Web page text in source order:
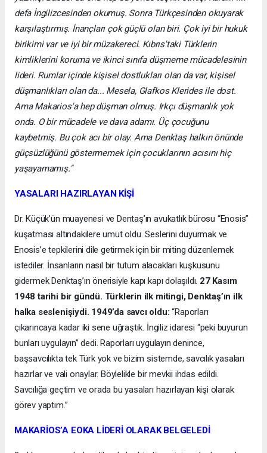
defa İngilizcesinden okumuş. Sonra Türkçesinden okuyarak
karşılaştırmış. İnançları çok güçlü olan biri. Çok iyi bir hukuk
birikimi var ve iyi bir müzakereci. Kıbrıs'taki Türklerin
kimliklerini koruma ve ikinci sınıfa düşmeme mücadelesinin
lideri. Rumlar içinde kişisel dostlukları olan da var, kişisel
düşmanlıkları olan da... Mesela, Glafkos Klerides ile dost.
Ama Makarios'a hep düşman olmuş. Irkçı düşmanlık yok
onda. O bir mücadele ve dava adamı. Üç çocuğunu
kaybetmiş. Bu çok acı bir olay. Ama Denktaş halkın önünde
güçsüzlüğünü göstermemek için çocuklarının acısını hiç
yaşayamamış."
YASALARI HAZIRLAYAN KİŞİ
Dr. Küçük’ün muayenesi ve Dentaş’ın avukatlık bürosu “Enosis”
kuşatması altındakilere umut oldu. Seslerini duyurmak ve
Enosis’e tepkilerini dile getirmek için bir miting düzenlemek
istediler. İnsanların nasıl bir tutum alacakları kuşkusunu
gidermek Denktaş’ın önerisiyle kapı kapı dolaşıldı. 27 Kasım
1948 tarihi bir gündü. Türklerin ilk mitingi, Denktaş’ın ilk
halka seslenişiydi. 1949’da savcı oldu:“Raporları
çıkarıncaya kadar iki sene uğraştık. İngiliz idaresi “peki buyurun
bunları uygulayın” dedi. Raporları uygulayın denince,
başsavcılıkta tek Türk yok ve bizim sistemde, savcılık yasaları
hazırlar ve vali onaylar. Böylelikle bir mevkii ihdas edildi.
Savcılığa geçtim ve orada bu yasaları hazırlayan kişi olarak
görev yaptım.”
MAKARİOS’A EOKA LİDERİ OLARAK BELGELEDİ